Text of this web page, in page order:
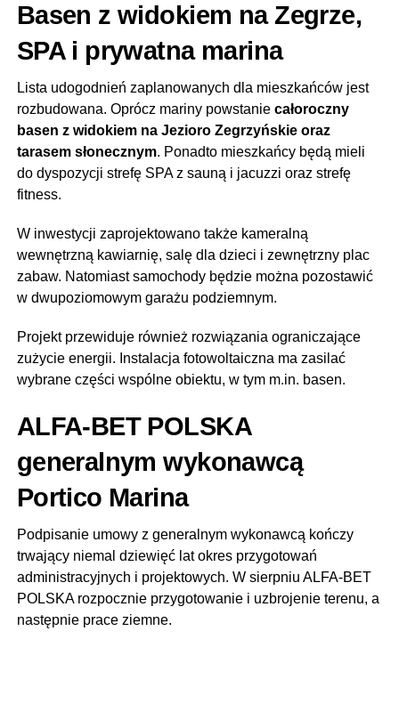
Basen z widokiem na Zegrze,
SPA i prywatna marina
Lista udogodnień zaplanowanych dla mieszkańców jest
rozbudowana. Oprócz mariny powstanie całoroczny
basen z widokiem na Jezioro Zegrzyńskie oraz
tarasem słonecznym. Ponadto mieszkańcy będą mieli
do dyspozycji strefę SPA z sauną i jacuzzi oraz strefę
fitness.
W inwestycji zaprojektowano także kameralną
wewnętrzną kawiarnię, salę dla dzieci i zewnętrzny plac
zabaw. Natomiast samochody będzie można pozostawić
w dwupoziomowym garażu podziemnym.
Projekt przewiduje również rozwiązania ograniczające
zużycie energii. Instalacja fotowoltaiczna ma zasilać
wybrane części wspólne obiektu, w tym m.in. basen.
ALFA-BET POLSKA
generalnym wykonawcą
Portico Marina
Podpisanie umowy z generalnym wykonawcą kończy
trwający niemal dziewięć lat okres przygotowań
administracyjnych i projektowych. W sierpniu ALFA-BET
POLSKA rozpocznie przygotowanie i uzbrojenie terenu, a
następnie prace ziemne.